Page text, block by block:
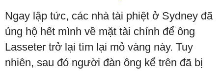
Ngay lập tức, các nhà tài phiệt ở Sydney đã
ủng hộ hết mình về mặt tài chính để ông
Lasseter trở lại tìm lại mỏ vàng này. Tuy
nhiên, sau đó người đàn ông kể trên đã bị